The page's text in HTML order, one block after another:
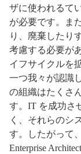
ザに使われるて
が必要です。ま
り、廃棄したり
考慮する必要が
イフサイクルを
一つ我々が認識
の組織はたくさ
す。IT を成功さ
く、それらのシ
す。したがって
Enterprise